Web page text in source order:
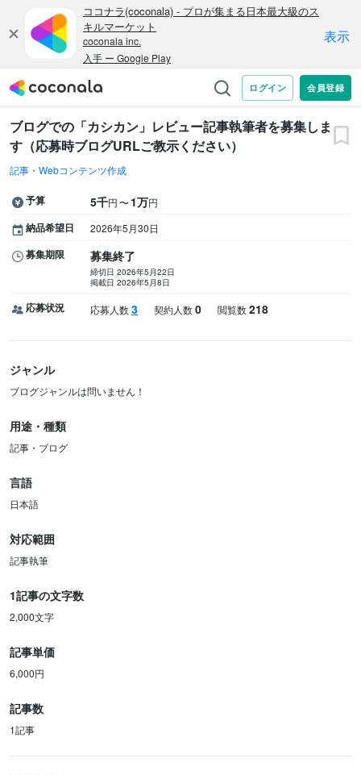
ブログでの「カシカン」レビュー記事執筆者を募集しま
す（応募時ブログURLご教示ください）
記事・Webコンテンツ作成
予算 5千円〜1万円
納品希望日 2026年5月30日
募集期限 募集終了
締切日 2026年5月22日
掲載日 2026年5月8日
応募状況 応募人数3 契約人数0 閲覧数218
ジャンル
ブログジャンルは問いません！
用途・種類
記事・ブログ
言語
日本語
対応範囲
記事執筆
1記事の文字数
2,000文字
記事単価
6,000円
記事数
1記事